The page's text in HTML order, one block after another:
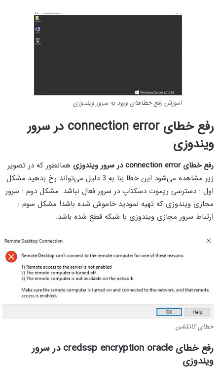
آموزش رفع خطاهای ورود به سرور ویندوزی
رفع خطای connection error در سرور
ویندوزی
رفع خطای connection error در سرور ویندوزی
همانطور که در تصویر
زیر مشاهده می‌شود این خطا بنا به 3 دلیل می‌تواند رخ بدهید.مشکل
اول : دسترسی ریموت دسکتاپ در سرور فعال نباشد. مشکل دوم : سرور
مجازی ویندوزی که تهیه نمودید خاموش شده باشد! مشکل سوم :
ارتباط سرور مجازی ویندوزی با شبکه قطع شده باشد.
خطای کانکشن
رفع خطای credssp encryption oracle در سرور
ویندوزی